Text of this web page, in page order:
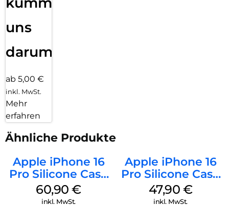
uns
darum!
ab 5,00 €
inkl. MwSt.
Mehr
erfahren
Ähnliche Produkte
Apple iPhone 16
Pro Silicone Case
MagSafe Stone
Gray
60,90€
inkl. MwSt.
Apple iPhone 16
Pro Silicone Case
MagSafe Denim
47,90 €
inkl. MwSt.